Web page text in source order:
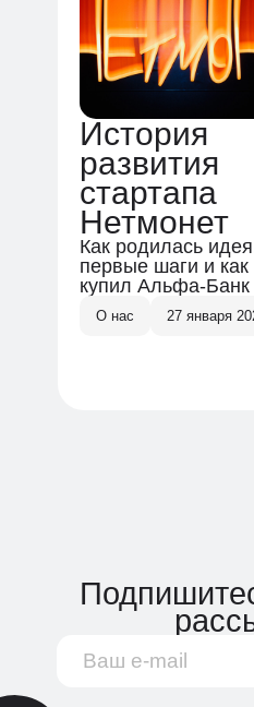
История
развития
стартапа
Нетмонет
Как родилась
первые шаги и как
купил Альфа-Банк
О нас 27 января
@netmonet.co